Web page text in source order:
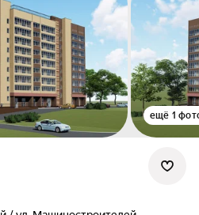
ещё 1